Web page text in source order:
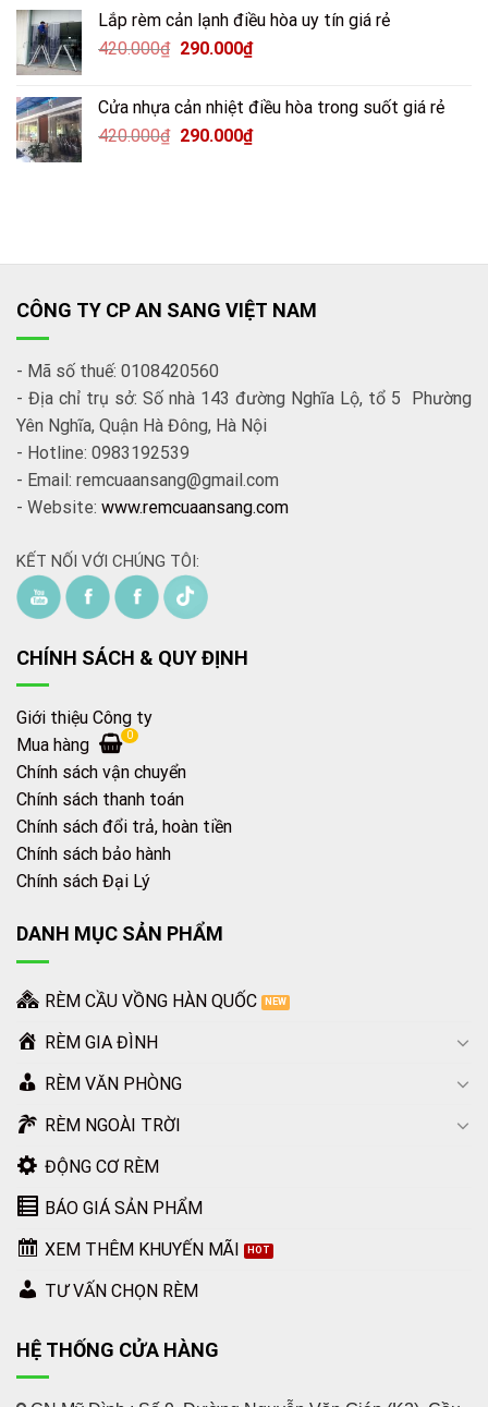
Lắp rèm cản lạnh điều hòa uy tín giá rẻ
420.000₫ 290.000₫
Cửa nhựa cản nhiệt điều hòa trong suốt giá rẻ
420.000₫ 290.000₫
CÔNG TY CP AN SANG VIỆT NAM
- Mã số thuế: 0108420560
- Địa chỉ trụ sở: Số nhà 143 đường Nghĩa Lộ, tổ 5 Phường
Yên Nghĩa, Quận Hà Đông, Hà Nội
- Hotline: 0983192539
- Email: remcuaansang@gmail.com
- Website: www.remcuaansang.com
KẾT NỐI VỚI CHÚNG TÔI:
CHÍNH SÁCH & QUY ĐỊNH
Giới thiệu Công ty
Mua hàng
0
Chính sách vận chuyển
Chính sách thanh toán
Chính sách đổi trả, hoàn tiền
Chính sách bảo hành
Chính sách Đại Lý
DANH MỤC SẢN PHẨM
RÈM CẦU VỒNG HÀN QUỐC
RÈM GIA ĐÌNH
RÈM VĂN PHÒNG
RÈM NGOÀI TRỜI
ĐỘNG CƠ RÈM
BÁO GIÁ SẢN PHẨM
XEM THÊM KHUYẾN MÃI
TƯ VẤN CHỌN RÈM
HỆ THỐNG CỬA HÀNG